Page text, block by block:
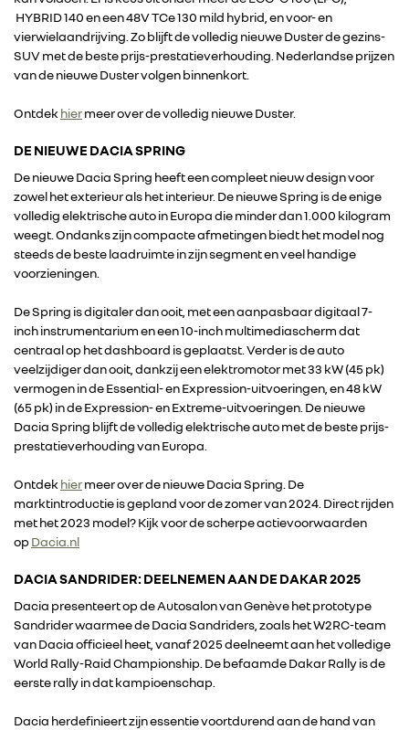
RENAULT GROUP
RENAULT
HYBRID 140 en een 48V TCe 130 mild hybrid, en voor- en
vierwielaandrijving. Zo blijft de volledig nieuwe Duster de gezins-
SUV met de beste prijs-prestatieverhouding. Nederlandse prijzen
van de nieuwe Duster volgen binnenkort.
Ontdekhiermeer over de volledig nieuwe Duster.
DE NIEUWE DACIA SPRING
De nieuwe Dacia Spring heeft een compleet nieuw design voor
zowel het exterieur als het interieur. De nieuwe Spring is de enige
volledig elektrische auto in Europa die minder dan 1.000 kilogram
weegt. Ondanks zijn compacte afmetingen biedt het model nog
steeds de beste laadruimte in zijn segment en veel handige
voorzieningen.
De Spring is digitaler dan ooit, met een aanpasbaar digitaal 7-
inch instrumentarium en een 10-inch multimediascherm dat
centraal op het dashboard is geplaatst. Verder is de auto
veelzijdiger dan ooit, dankzij een elektromotor met 33 kW (45 pk)
vermogen in de Essential- en Expression-uitvoeringen, en 48 kW
(65 pk) in de Expression- en Extreme-uitvoeringen. De nieuwe
Dacia Spring blijft de volledig elektrische auto met de beste prijs-
prestatieverhouding van Europa.
Ontdekhiermeer over de nieuwe Dacia Spring. De
marktintroductie is gepland voor de zomer van 2024. Direct rijden
met het 2023 model? Kijk voor de scherpe actievoorwaarden
opDacia.nl
DACIA SANDRIDER: DEELNEMEN AAN DE DAKAR 2025
Dacia presenteert op de Autosalon van Genève het prototype
Sandrider waarmee de Dacia Sandriders, zoals het W2RC-team
van Dacia officieel heet, vanaf 2025 deelneemt aan het volledige
World Rally-Raid Championship. De befaamde Dakar Rally is de
eerste rally in dat kampioenschap.
Dacia herdefinieert zijn essentie voortdurend aan de hand van